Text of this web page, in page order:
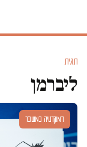
תגית
ליברמן
דמוקרטיה במשבר